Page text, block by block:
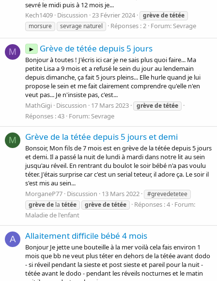
sevré le midi puis à 12 mois je...
Kech1409 Discussion 23 Février 2024 grèvedetétée
morsure
sevrage naturel Réponses : 2 Forum:Sevrage
M ► Grève de tétée depuis 5 jours
Bonjour à toutes ! J'écris ici car je ne sais plus quoi faire... Ma
petite Lisa a 9 mois et a refusé le sein du jour au lendemain
depuis dimanche, ça fait 5 jours pleins... Elle hurle quand je lui
propose le sein et me fait clairement comprendre qu'elle n'en
veut pas... Je n'insiste pas, c'est...
MathGigi Discussion 17 Mars 2023 grèvedetétée
Réponses : 43 Forum:Sevrage
M Grève de la tétée depuis 5 jours et demi
Bonsoir, Mon fils de 7 mois est en grève de la tétée depuis 5 jours
et demi. Il a passé la nuit de lundi à mardi dans notre lit au sein
jusqu'au réveil. En rentrant du boulot le soir bébé n'a pas voulu
téter. J'étais surprise car c'est un serial teteur, il adore ça. Le soir il
s'est mis au sein...
MorganeP77 Discussion 13 Mars 2022
#grevedetetee
grèvede la tétée grèvedetétée Réponses : 4 Forum:
Maladie de l'enfant
A Allaitement difficile bébé 4 mois
Bonjour Je jette une bouteille à la mer voilà cela fais environ 1
mois que bb ne veut plus téter en dehors de la tétée avant dodo
- si réveil pendant la sieste et post sieste et pareil pour la nuit -
tétée avant le dodo - pendant les réveils nocturnes et le matin